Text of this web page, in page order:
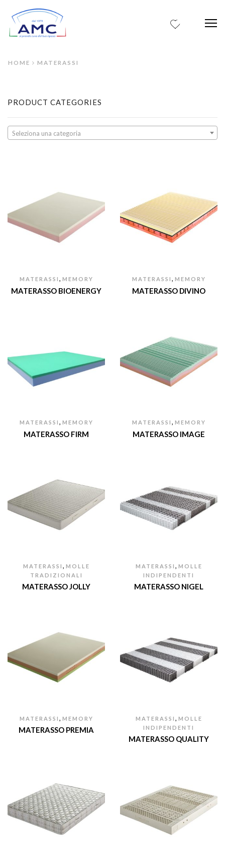
HOME MATERASSI
PRODUCT CATEGORIES
Seleziona una categoria
MATERASSI , MEMORY
MATERASSO BIOENERGY
MATERASSI , MEMORY
MATERASSO DIVINO
MATERASSI , MEMORY
MATERASSO FIRM
MATERASSI , MEMORY
MATERASSO IMAGE
MATERASSI , MOLLE
TRADIZIONALI
MATERASSO JOLLY
MATERASSI , MOLLE
INDIPENDENTI
MATERASSO NIGEL
MATERASSI , MEMORY
MATERASSO PREMIA
MATERASSI , MOLLE
INDIPENDENTI
MATERASSO QUALITY